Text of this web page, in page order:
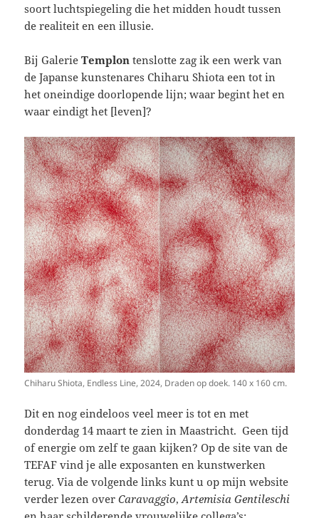
soort luchtspiegeling die het midden houdt tussen
de realiteit en een illusie.
Bij GalerieTemplontenslotte zag ik een werk van
de Japanse kunstenares Chiharu Shiota een tot in
het oneindige doorlopende lijn; waar begint het en
waar eindigt het [leven]?
Chiharu Shiota, Endless Line, 2024, Draden op doek. 140 x 160 cm.
Dit en nog eindeloos veel meer is tot en met
donderdag 14 maart te zien in Maastricht. Geen tijd
of energie om zelf te gaan kijken? Op de site van de
TEFAF vind je alle exposanten en kunstwerken
terug. Via de volgende links kunt u op mijn website
verder lezen overCaravaggio,Artemisia Gentileschi